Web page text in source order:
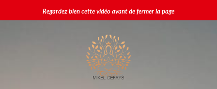
Regardez bien cette vidéo avant de fermer la page